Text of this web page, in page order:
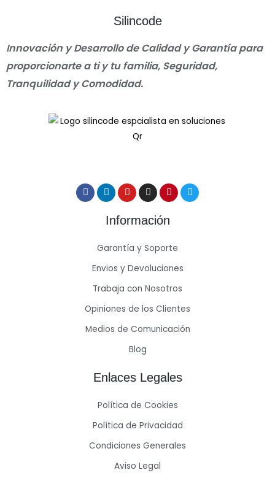
Silincode
Innovación y Desarrollo de Calidad y Garantía para
proporcionarte a ti y tu familia, Seguridad,
Tranquilidad y Comodidad.
Información
Garantía y Soporte
Envios y Devoluciones
Trabaja con Nosotros
Opiniones de los Clientes
Medios de Comunicación
Blog
Enlaces Legales
Política de Cookies
Política de Privacidad
Condiciones Generales
Aviso Legal